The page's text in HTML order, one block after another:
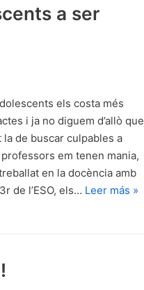
a ser
els costa més
i ja no diguem d’allò que
de buscar culpables a
em tenen mania,
en la docència amb
de l’ESO, els… Leer más »